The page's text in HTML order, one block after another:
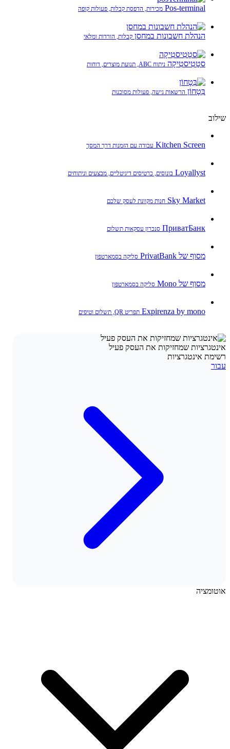
Pos-terminal מכירות, הדפסת קבלות, פעולות קופה
הנהלת חשבונות במחסן קבלות, הורדות ומלאי
סטָטִיסטִיקָה ניתוח ABC, תנועת מוצרים, דוחות
בִּטָחוֹן הרשאות גישה, פעולות מסוכנות
שילוב
Kitchen Screen עבודה עם הזמנות דרך המסך
Loyallyst בונוסים, כרטיסים דיגיטליים, מבצעים וניתוחים
Sky Market חנות מקוונת לעסק שלכם
ПриватБанк סנכרון עסקאות תשלום
מסוף של PrivatBank סליקה בסמארטפון
מסוף של Mono סליקה בסמארטפון
Expirenza by mono תפריט QR, תשלום וטיפים
אינטגרציות שמחזיקות את העסק פעיל
רשימת אינטגרציות
עבור
אוטומציה